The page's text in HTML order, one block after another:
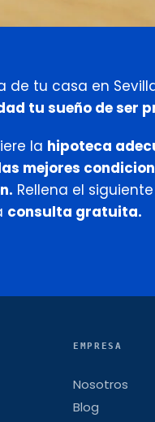
tu casa en
tu sueño de ser
la hipoteca
mejores
Rellena el
consulta gratuita.
EMPRESA
Nosotros
Blog